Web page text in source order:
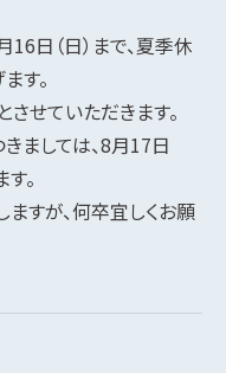
日（日）まで、夏季休
す。
させていただきます。
ましては、8月17日
。
すが、何卒宜しくお願